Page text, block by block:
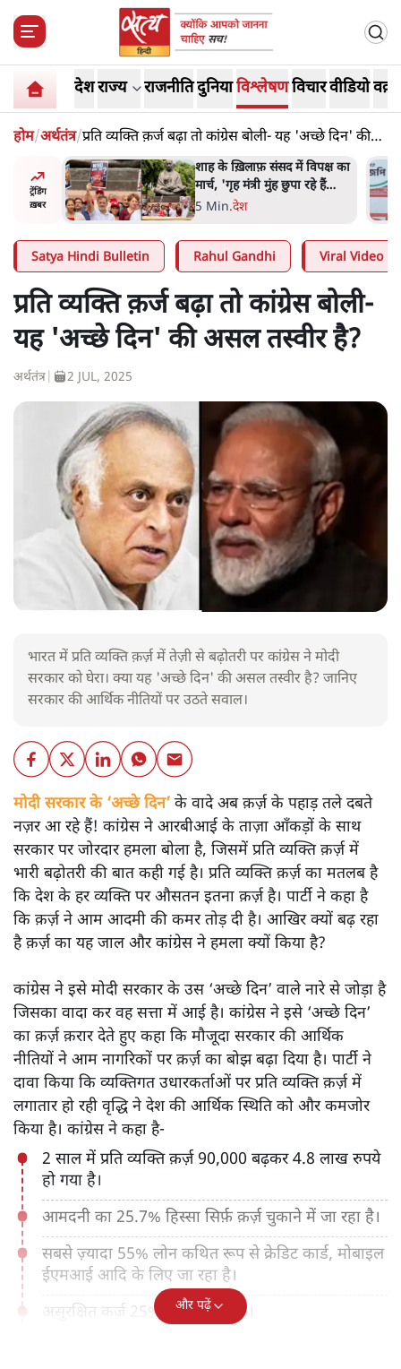
देशराज्य राजनीतिदुनियाविश्लेषणविचारवीडियो
होम/अर्थतंत्र/प्रति व्यक्ति क़र्ज बढ़ा तो कांग्रेस बोली- यह 'अच्छे दिन' की
असल तस्वीर है?
ट्रेंडिंग
ख़बर
ख़िलाफ़ संसद में विपक्ष का
मंत्री मुंह छुपा रहे हैं
वो छात्रों के गुनहगार हैं'
'अमित शाह के संसद में
विचार करे सरकार':
Satya Hindi Bulletin Rahul Gandhi Viral Video
प्रति व्यक्ति क़र्ज बढ़ा तो कांग्रेस बोली-
यह 'अच्छे दिन' की असल तस्वीर है?
अर्थतंत्र 2 JUL, 2025
भारत में प्रति व्यक्ति क़र्ज़ में तेज़ी से बढ़ोतरी पर कांग्रेस ने मोदी
सरकार को घेरा। क्या यह 'अच्छे दिन' की असल तस्वीर है? जानिए
सरकार की आर्थिक नीतियों पर उठते सवाल।
मोदी सरकार के ‘अच्छे दिन’ के वादे अब क़र्ज़ के पहाड़ तले दबते
नज़र आ रहे हैं! कांग्रेस ने आरबीआई के ताज़ा आँकड़ों के साथ
सरकार पर जोरदार हमला बोला है, जिसमें प्रति व्यक्ति क़र्ज़ में
भारी बढ़ोतरी की बात कही गई है। प्रति व्यक्ति क़र्ज़ का मतलब है
कि देश के हर व्यक्ति पर औसतन इतना क़र्ज़ है। पार्टी ने कहा है
कि क़र्ज़ ने आम आदमी की कमर तोड़ दी है। आखिर क्यों बढ़ रहा
है क़र्ज़ का यह जाल और कांग्रेस ने हमला क्यों किया है?
कांग्रेस ने इसे मोदी सरकार के उस ‘अच्छे दिन’ वाले नारे से जोड़ा है
जिसका वादा कर वह सत्ता में आई है। कांग्रेस ने इसे ‘अच्छे दिन’
का क़र्ज़ क़रार देते हुए कहा कि मौजूदा सरकार की आर्थिक
नीतियों ने आम नागरिकों पर क़र्ज़ का बोझ बढ़ा दिया है। पार्टी ने
दावा किया कि व्यक्तिगत उधारकर्ताओं पर प्रति व्यक्ति क़र्ज़ में
लगातार हो रही वृद्धि ने देश की आर्थिक स्थिति को और कमजोर
किया है। कांग्रेस ने कहा है-
2 साल में प्रति व्यक्ति क़र्ज़ 90,000 बढ़कर 4.8 लाख रुपये
हो गया है।
आमदनी का 25.7% हिस्सा सिर्फ़ क़र्ज़ चुकाने में जा रहा है।
सबसे ज़्यादा 55% लोन कथित रूप से क्रेडिट कार्ड, मोबाइल
ईएमआई आदि के लिए जा रहा है।
असुरक्षित कर्ज 25% पार हो चुका है।
और पढ़ें